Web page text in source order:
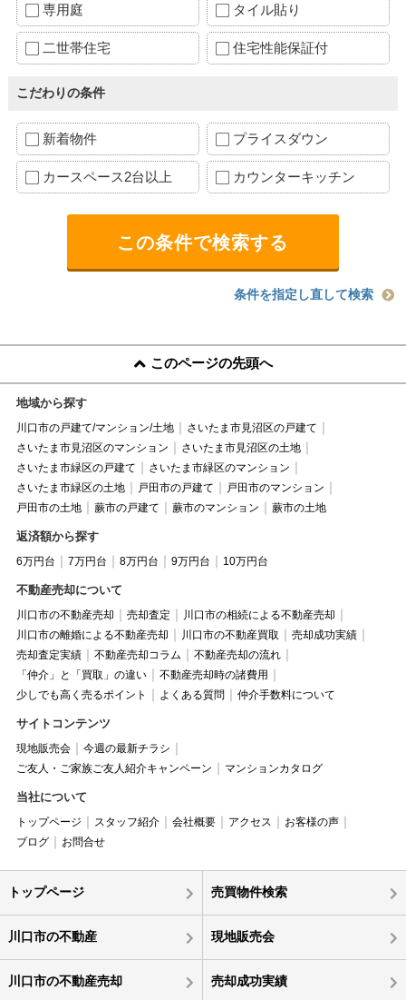
専用庭 タイル貼り
二世帯住宅 住宅性能保証付
こだわりの条件
新着物件 プライスダウン
カースペース2台以上 カウンターキッチン
条件を指定し直して検索
このページの先頭へ
地域から探す
川口市の戸建て/マンション/土地
さいたま市見沼区の戸建て
さいたま市見沼区のマンション
さいたま市見沼区の土地
さいたま市緑区の戸建て
さいたま市緑区のマンション
さいたま市緑区の土地
戸田市の戸建て
戸田市のマンション
戸田市の土地
蕨市の戸建て 蕨市のマンション 蕨市の土地
返済額から探す
6万円台 7万円台 8万円台 9万円台 10万円台
不動産売却について
川口市の不動産売却 売却査定
川口市の相続による不動産売却
川口市の離婚による不動産売却
川口市の不動産買取
売却成功実績
売却査定実績
不動産売却コラム
不動産売却の流れ
「仲介」と「買取」の違い
不動産売却時の諸費用
少しでも高く売るポイント
よくある質問 仲介手数料について
サイトコンテンツ
現地販売会
今週の最新チラシ
ご友人・ご家族ご友人紹介キャンペーン
マンションカタログ
当社について
トップページ スタッフ紹介 会社概要 アクセス
お客様の声
ブログ
お問合せ
トップページ 売買物件検索
川口市の不動産 現地販売会
川口市の不動産売却 売却成功実績